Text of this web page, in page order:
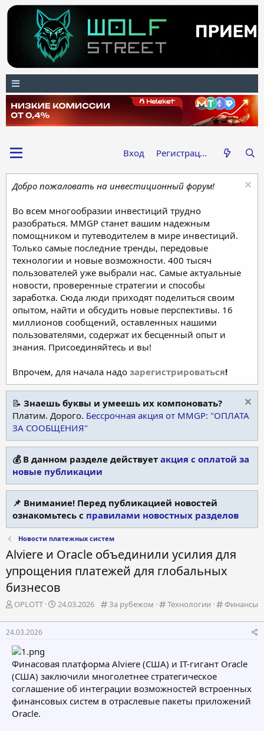
Вход Регистрация
Добро пожаловать на инвестиционный форум!
Во всем многообразии инвестиций трудно
разобраться. MMGP станет вашим надежным
помощником и путеводителем в мире инвестиций.
Только самые последние тренды, передовые
технологии и новые возможности. 400 тысяч
пользователей уже выбрали нас. Самые актуальные
новости, проверенные стратегии и способы
заработка. Сюда люди приходят поделиться своим
опытом, найти и обсудить новые перспективы. 16
миллионов сообщений, оставленных нашими
пользователями, содержат их бесценный опыт и
знания. Присоединяйтесь и вы!
Впрочем, для начала надо зарегистрироваться!
📝 Знаешь буквы и умеешь их компоновать?
Платим. Дорого. Бессрочная акция от MMGP: "ОПЛАТА
ЗА СООБЩЕНИЯ"
💰 В данном разделе действует акция с оплатой за
новые публикации
📌 Внимание! Перед публикацией новостей
ознакомьтесь с правилами новостных разделов
Новости платежных систем
Alviere и Oracle объединили усилия для
упрощения платежей для глобальных
бизнесов
К
т
р
и
я
За рубежом
К
т
р
и
я
Технологии
К
т
р
я
Финансы
А
т
о
р
т
е
м
ы
OPLOTT
Д
т
ч
а
л
а
24.03.2026
24.03.2026
Финасовая платформа Alviere (США) и IT-гигант Oracle
(США) заключили многолетнее стратегическое
соглашение об интеграции возможностей встроенных
финансовых систем в отраслевые пакеты приложений
Oracle.